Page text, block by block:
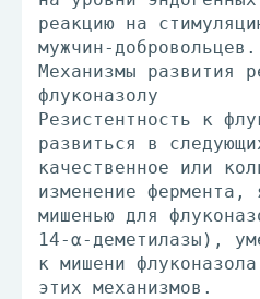
реакцию на
мужчин-добровольцев.
Механизмы развития
флуконазолу
Резистентность к
развиться в
качественное или
изменение фермента,
мишенью для
14-α-деметилазы),
к мишени
этих механизмов.